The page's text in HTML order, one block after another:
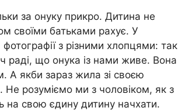
за онуку прикро. Дитина не
своїми батьками рахує. У
з різними хлопцями: так
раді, що онука із нами живе. Вона
А якби зараз жила зі своєю
Не розуміємо ми з чоловіком, як з
на свою єдину дитину начхати.